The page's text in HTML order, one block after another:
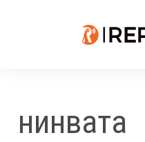
нинвата